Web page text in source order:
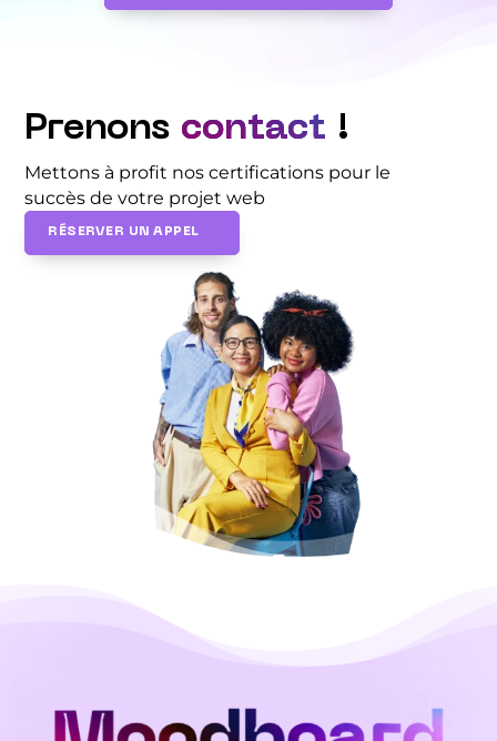
Prenons contact !
Mettons à profit nos certifications pour le
succès de votre projet web
RÉSERVER UN APPEL